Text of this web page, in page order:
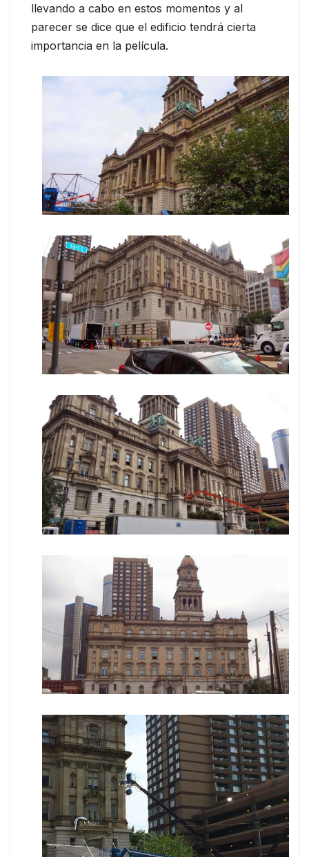
llevando a cabo en estos momentos y al
parecer se dice que el edificio tendrá cierta
importancia en la película.